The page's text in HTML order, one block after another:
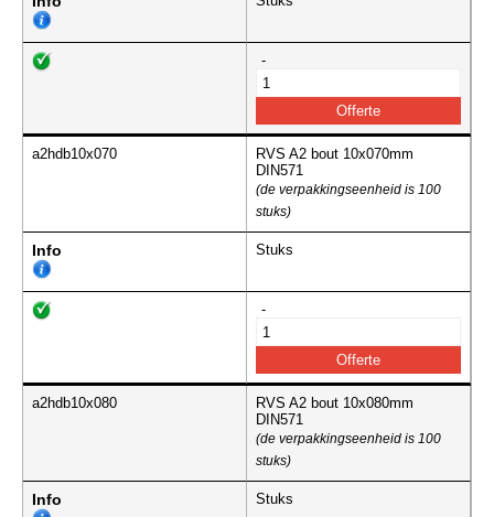
-
a2hdb10x070
RVS A2 bout 10x070mm
DIN571
(de verpakkingseenheid is 100
stuks)
Info Stuks
-
a2hdb10x080
RVS A2 bout 10x080mm
DIN571
(de verpakkingseenheid is 100
stuks)
Info Stuks